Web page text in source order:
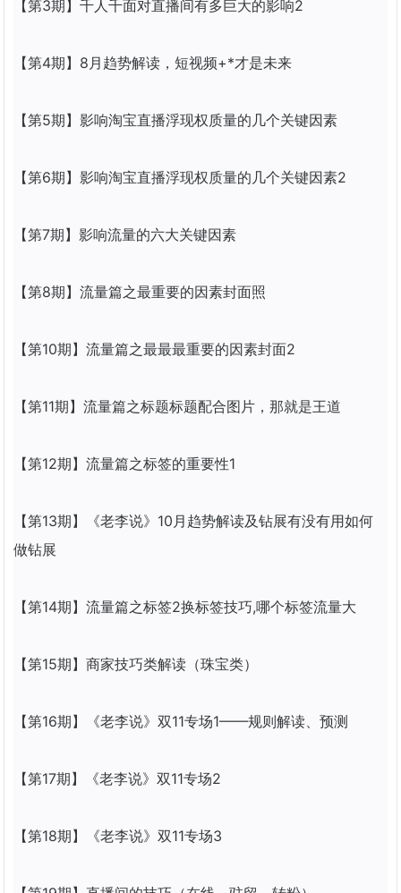
【第3期】千人千面对直播间有多巨大的影响2
【第4期】8月趋势解读，短视频+*才是未来
【第5期】影响淘宝直播浮现权质量的几个关键因素
【第6期】影响淘宝直播浮现权质量的几个关键因素2
【第7期】影响流量的六大关键因素
【第8期】流量篇之最重要的因素封面照
【第10期】流量篇之最最最重要的因素封面2
【第11期】流量篇之标题标题配合图片，那就是王道
【第12期】流量篇之标签的重要性1
【第13期】《老李说》10月趋势解读及钻展有没有用如何
做钻展
【第14期】流量篇之标签2换标签技巧,哪个标签流量大
【第15期】商家技巧类解读（珠宝类）
【第16期】《老李说》双11专场1——规则解读、预测
【第17期】《老李说》双11专场2
【第18期】《老李说》双11专场3